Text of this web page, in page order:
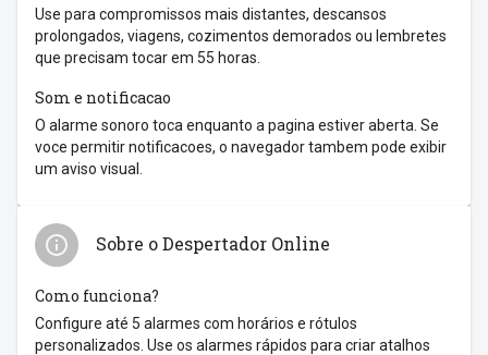
Use para compromissos mais distantes, descansos
prolongados, viagens, cozimentos demorados ou lembretes
que precisam tocar em 55 horas.
Som e notificacao
O alarme sonoro toca enquanto a pagina estiver aberta. Se
voce permitir notificacoes, o navegador tambem pode exibir
um aviso visual.
Sobre o Despertador Online
Como funciona?
Configure até 5 alarmes com horários e rótulos
personalizados. Use os alarmes rápidos para criar atalhos